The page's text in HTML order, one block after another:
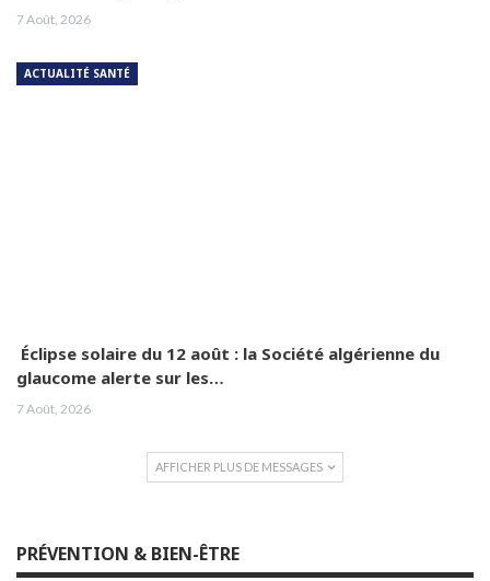
7 Août, 2026
ACTUALITÉ SANTÉ
Éclipse solaire du 12 août : la Société algérienne du
glaucome alerte sur les…
7 Août, 2026
AFFICHER PLUS DE MESSAGES
PRÉVENTION & BIEN-ÊTRE